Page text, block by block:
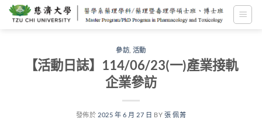
參訪 活動
【活動日誌】114/06/23(一)產業接軌
企業參訪
發佈於 2025 年 6 月 27 日 BY 張 佩菁